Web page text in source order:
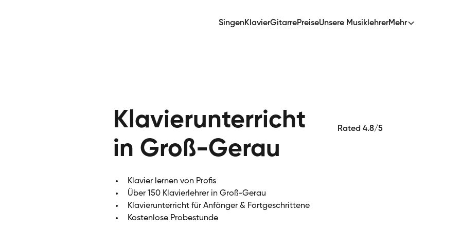
SingenKlavierGitarrePreiseUnsere MusiklehrerMehr
Klavierunterricht
in Groß-Gerau
Klavier lernen von Profis
Über 150 Klavierlehrer in Groß-Gerau
Klavierunterricht für Anfänger & Fortgeschrittene
Kostenlose Probestunde
Rated 4.8/5